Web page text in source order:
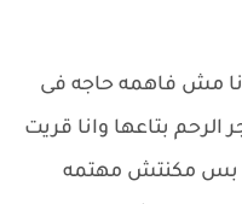
مش فاهمه حاجه فى
الرحم بتاعها وانا قريت
بس مكنتش مهتمه